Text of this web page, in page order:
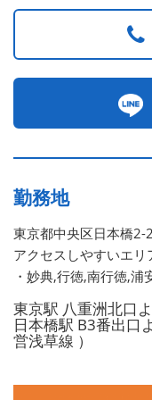
勤務地
東京都中央区日本橋2-
アクセスしやすいエリ
・妙典,行徳,南行徳,
東京駅 八重洲北口よ
日本橋駅 B3番出口
営浅草線 ）